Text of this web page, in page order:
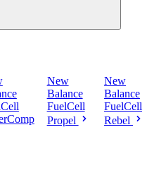
New
Balance
FuelCell
Propel
New
Balance
FuelCell
Rebel